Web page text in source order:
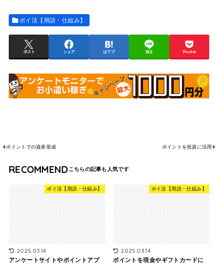
ポイ活【用語・仕組み】
ポスト シェア はてブ 送る Pocket
ポイントでの資産形成 ポイントを投資に活用
RECOMMEND
ポイ活【用語・仕組み】
2025.03.14
アンケートサイトやポイントアプ
ポイ活【用語・仕組み】
2025.03.14
ポイントを現金やギフトカードに